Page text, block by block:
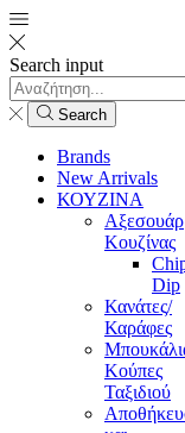
Search input
Search
Brands
New Arrivals
ΚΟΥΖΙΝΑ
Αξεσουάρ
Κουζίνας
Dip
Κανάτες/
Καράφες
Κούπες
Ταξιδιού